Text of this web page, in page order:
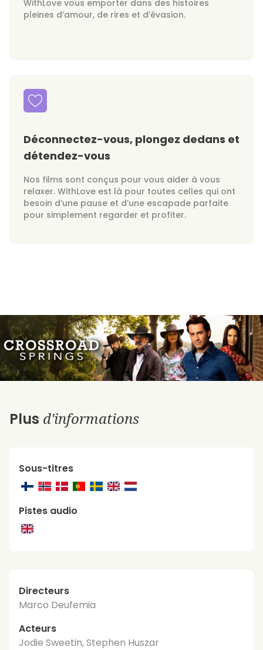
WithLove vous emporter dans des histoires
pleines d’amour, de rires et d’évasion.
Déconnectez-vous, plongez dedans et
détendez-vous
Nos films sont conçus pour vous aider à vous
relaxer. WithLove est là pour toutes celles qui ont
besoin d’une pause et d’une escapade parfaite
pour simplement regarder et profiter.
Plus d'informations
Sous-titres
Pistes audio
Directeurs
Marco Deufemia
Acteurs
Jodie Sweetin, Stephen Huszar